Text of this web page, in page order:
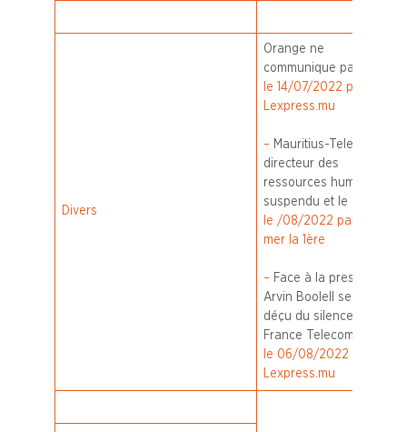
Divers
Orange ne
communique pas
le 14/07/2022 par
Lexpress.mu
– Mauritius-Telecom : le
directeur des
ressources humaines
suspendu et le …
le /08/2022 par Outre-
mer la 1ère
– Face à la presse:
Arvin Boolell se dit
déçu du silence de
France Telecom
le 06/08/2022 par
Lexpress.mu